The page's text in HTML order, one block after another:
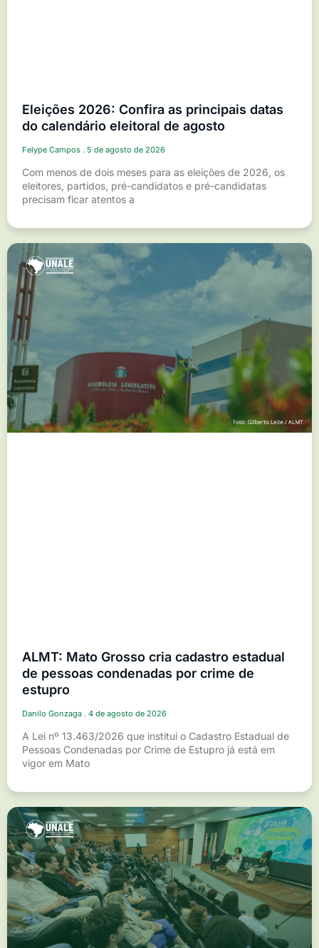
Eleições 2026: Confira as principais datas
do calendário eleitoral de agosto
Felype Campos 5 de agosto de 2026
Com menos de dois meses para as eleições de 2026, os
eleitores, partidos, pré-candidatos e pré-candidatas
precisam ficar atentos a
ALMT: Mato Grosso cria cadastro estadual
de pessoas condenadas por crime de
estupro
Danilo Gonzaga 4 de agosto de 2026
A Lei nº 13.463/2026 que institui o Cadastro Estadual de
Pessoas Condenadas por Crime de Estupro já está em
vigor em Mato